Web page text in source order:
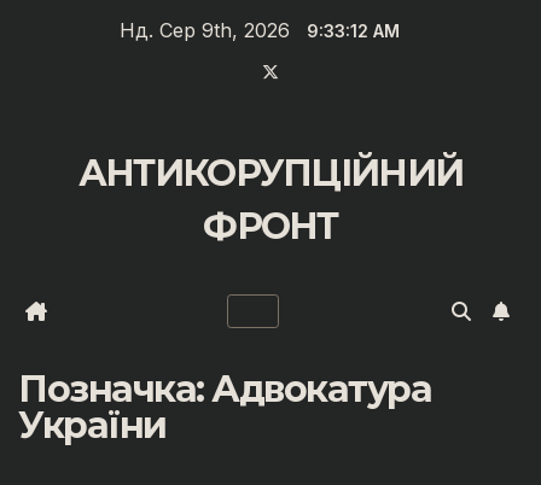
Нд. Сер 9th, 2026 9:33:13 AM
АНТИКОРУПЦІЙНИЙ
ФРОНТ
Позначка:Адвокатура
України